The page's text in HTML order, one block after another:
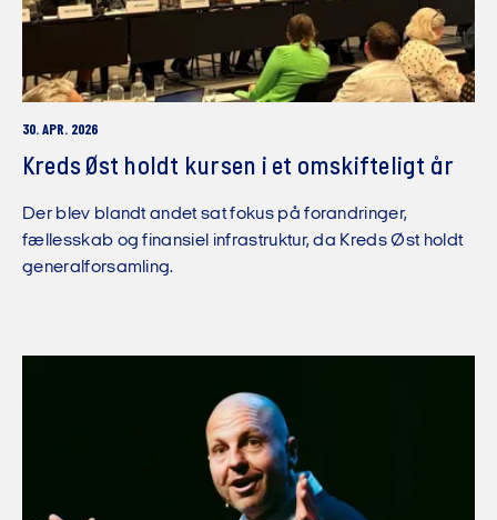
30. APR. 2026
Kreds Øst holdt kursen i et omskifteligt år
Der blev blandt andet sat fokus på forandringer,
fællesskab og finansiel infrastruktur, da Kreds Øst holdt
generalforsamling.